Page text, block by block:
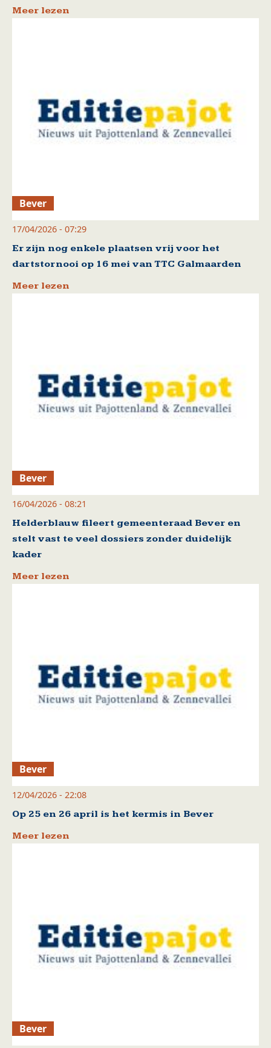
Meer lezen
Bever
17/04/2026 - 07:29
Er zijn nog enkele plaatsen vrij voor het
dartstornooi op 16 mei van TTC Galmaarden
Meer lezen
Bever
16/04/2026 - 08:21
Helderblauw fileert gemeenteraad Bever en
stelt vast te veel dossiers zonder duidelijk
kader
Meer lezen
Bever
12/04/2026 - 22:08
Op 25 en 26 april is het kermis in Bever
Meer lezen
Bever